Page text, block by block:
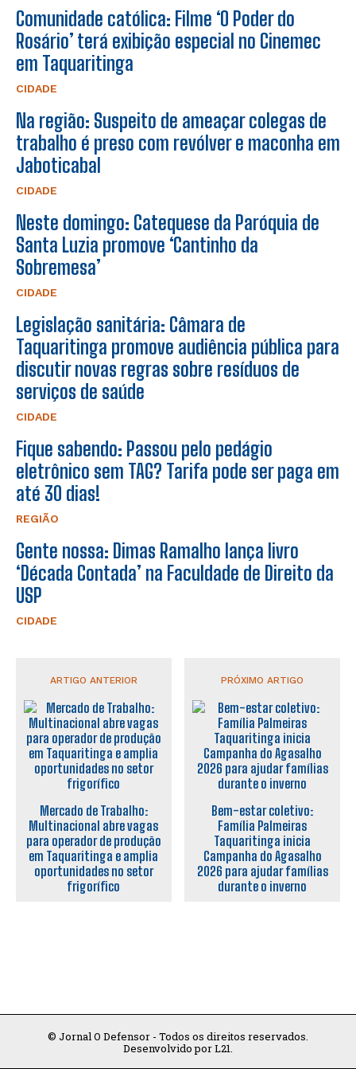
Comunidade católica: Filme ‘O Poder do
Rosário’ terá exibição especial no Cinemec
em Taquaritinga
CIDADE
Na região: Suspeito de ameaçar colegas de
trabalho é preso com revólver e maconha em
Jaboticabal
CIDADE
Neste domingo: Catequese da Paróquia de
Santa Luzia promove ‘Cantinho da
Sobremesa’
CIDADE
Legislação sanitária: Câmara de
Taquaritinga promove audiência pública para
discutir novas regras sobre resíduos de
serviços de saúde
CIDADE
Fique sabendo: Passou pelo pedágio
eletrônico sem TAG? Tarifa pode ser paga em
até 30 dias!
REGIÃO
Gente nossa: Dimas Ramalho lança livro
‘Década Contada’ na Faculdade de Direito da
USP
CIDADE
ARTIGO ANTERIOR
Mercado de Trabalho:
Multinacional abre vagas
para operador de produção
em Taquaritinga e amplia
oportunidades no setor
frigorífico
PRÓXIMO ARTIGO
Bem-estar coletivo:
Família Palmeiras
Taquaritinga inicia
Campanha do Agasalho
2026 para ajudar famílias
durante o inverno
© Jornal O Defensor - Todos os direitos reservados.
Desenvolvido por L21.